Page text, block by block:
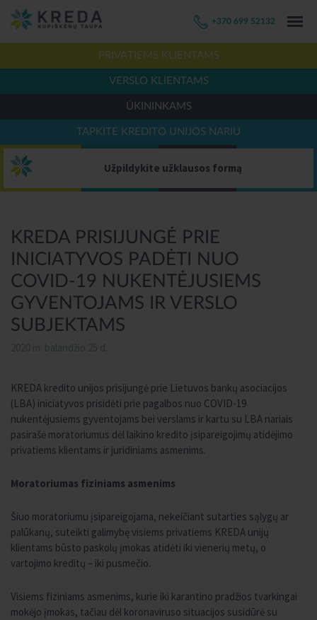
+370 699 52132
PRIVATIEMS KLIENTAMS
VERSLO KLIENTAMS
ŪKININKAMS
TAPKITE KREDITO UNIJOS NARIU
Užpildykite užklausos formą
KREDA PRISIJUNGĖ PRIE
INICIATYVOS PADĖTI NUO
COVID-19 NUKENTĖJUSIEMS
GYVENTOJAMS IR VERSLO
SUBJEKTAMS
KREDA kredito unijos prisijungė prie Lietuvos bankų asociacijos
(LBA) iniciatyvos prisidėti prie pagalbos nuo COVID-19
nukentėjusiems gyventojams bei verslams ir kartu su LBA nariais
pasirašė moratoriumus dėl laikino kredito įsipareigojimų atidėjimo
privatiems klientams ir juridiniams asmenims.
Moratoriumas fiziniams asmenims
Šiuo moratoriumu įsipareigojama, nekeičiant sutarties sąlygų ar
palūkanų, suteikti galimybę visiems privatiems KREDA unijų
klientams būsto paskolų įmokas atidėti iki vienerių metų, o
vartojimo kreditų – iki pusmečio.
Visiems fiziniams asmenims, kurie iki karantino pradžios tvarkingai
mokėjo įmokas, tačiau dėl koronaviruso situacijos susidūrė su